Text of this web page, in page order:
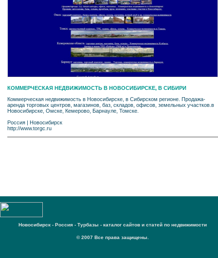
КОММЕРЧЕСКАЯ НЕДВИЖИМОСТЬ В НОВОСИБИРСКЕ, В СИБИРИ
Коммерческая недвижимость в Новосибирске, в Сибирском регионе. Продажа-
аренда торговых центров, магазинов, баз, складов, офисов, земельных участков.в
Новосибирске, Омске, Кемерово, Барнауле, Томске.
Россия | Новосибирск
http://www.torgc.ru
Новосибирск - Россия - Турбазы - каталог сайтов и статей по недвижимости
© 2007 Все права защищены.